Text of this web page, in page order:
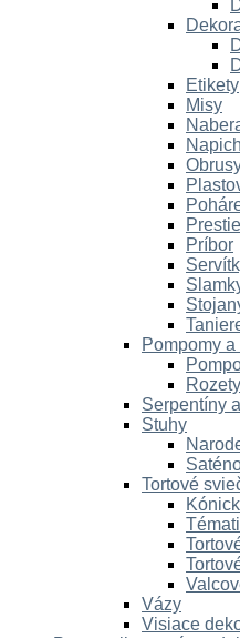
Etikety
Misy
Príbor
Pompomy a
Rozety
Serpentíny
Stuhy
Tortové
Vázy
Visiace